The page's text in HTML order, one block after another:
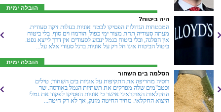
הובלה ימית
הובלה ימית
היה ביטוח?
המבטחות הגדולות הפסיקו לבטח אוניות בעלות זיקה סעודית.
מעתה סעודיה תחת מצור ימי כפול  הורמוז וים סוף. בלי ביטוח
אין הפלגה, ובלי ביטוח בנמל ינבוע לסעודים אין דרך לייצא נפט.
ביטול הביטוח אינו חל רק על אוניות בדגל סעודי אלא על...
הסלמה בים השחור
רוסיה מחריפה את התקיפות על אוניות בים השחור; טילים
וכטב"מים שלה מפרקים את תשתיות הנמל באודסה. שר
החקלאות האוקראיני אישר כי אוניות הפסיקו לפקוד את נמלי
היצוא החקלאי. מחיר החיטה מזנק, אך לא רק חיטה...